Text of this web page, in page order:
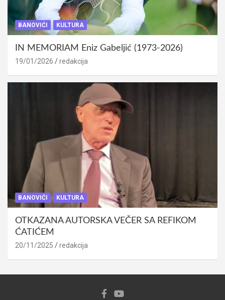
BANOVIĆI KULTURA
IN MEMORIAM Eniz Gabeljić (1973-2026)
19/01/2026 redakcija
BANOVIĆI KULTURA
OTKAZANA AUTORSKA VEČER SA REFIKOM
ĆATIĆEM
20/11/2025 redakcija